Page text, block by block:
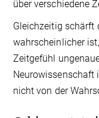
über verschiedene
Gleichzeitig schärft
wahrscheinlicher
Zeitgefühl
Neurowissenschaft
nicht von der